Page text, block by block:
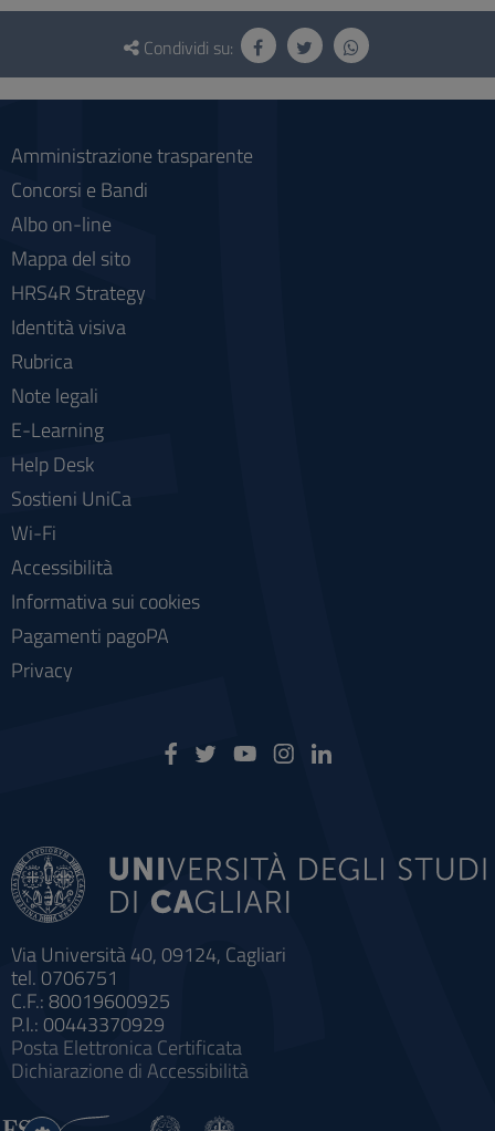
Questionario
social
Condividi su:
Via Università 40, 09124, Cagliari
tel. 0706751
C.F.: 80019600925
P.I.: 00443370929
Posta Elettronica Certificata
Dichiarazione di Accessibilità
Amministrazione trasparente
Concorsi e Bandi
Albo on-line
Mappa del sito
HRS4R Strategy
Identità visiva
Rubrica
Note legali
E-Learning
Help Desk
Sostieni UniCa
Wi-Fi
Accessibilità
Informativa sui cookies
Pagamenti pagoPA
Privacy
Impostazioni